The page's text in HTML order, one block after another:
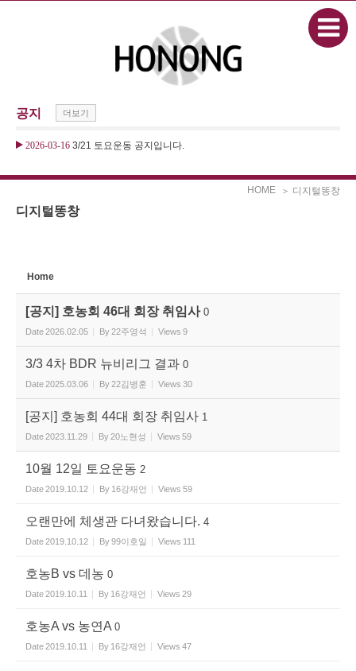
공지 더보기
2026-03-16 3/21 토요운동 공지입니다.
HOME ＞ 디지털똥창
디지털똥창
Home
[공지] 호농회 46대 회장 취임사 0
Date2026.02.05 By22주영석 Views 9
3/3 4차 BDR 뉴비리그 결과 0
Date2025.03.06 By22김병훈 Views 30
[공지] 호농회 44대 회장 취임사 1
Date2023.11.29 By20노현성 Views 59
10월 12일 토요운동 2
Date2019.10.12 By 16강재언 Views 59
오랜만에 체생관 다녀왔습니다. 4
Date2019.10.12 By99이호일 Views 111
호농B vs 데농 0
Date2019.10.11 By 16강재언 Views 29
호농A vs 농연A 0
Date2019.10.11 By 16강재언 Views 47
Sketchbook5, 스케치북5
Sketchbook5, 스케치북5